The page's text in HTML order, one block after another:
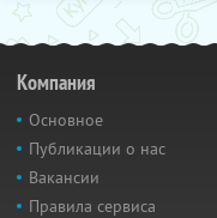
Компания
Основное
Публикации о нас
Вакансии
Правила сервиса